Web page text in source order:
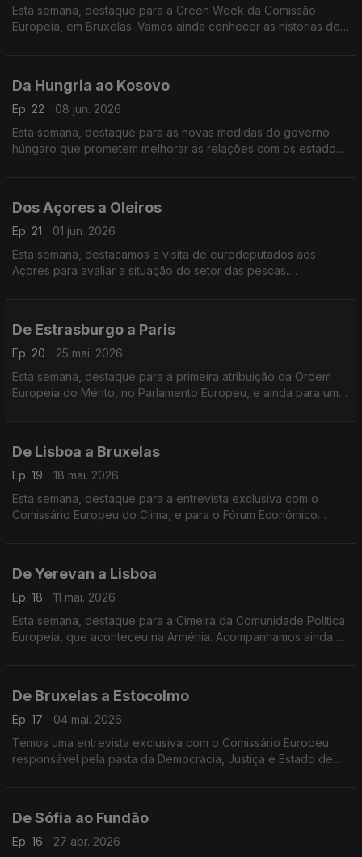
Esta semana, destaque para a Green Week da Comissão
Europeia, em Bruxelas. Vamos ainda conhecer as histórias de 3
Da Hungria ao Kosovo
Ep. 22
08 jun. 2026
Esta semana, destaque para as novas medidas do governo
húngaro que prometem melhorar as relações com os estados
Dos Açores a Oleiros
Ep. 21
01 jun. 2026
Esta semana, destacamos a visita de eurodeputados aos
Açores para avaliar a situação do setor das pescas.
De Estrasburgo a Paris
Ep. 20
25 mai. 2026
Esta semana, destaque para a primeira atribuição da Ordem
Europeia do Mérito, no Parlamento Europeu, e ainda para uma
De Lisboa a Bruxelas
Ep. 19
18 mai. 2026
Esta semana, destaque para a entrevista exclusiva com o
Comissário Europeu do Clima, e para o Fórum Económico
De Yerevan a Lisboa
Ep. 18
11 mai. 2026
Esta semana, destaque para a Cimeira da Comunidade Política
Europeia, que aconteceu na Arménia. Acompanhamos ainda as
De Bruxelas a Estocolmo
Ep. 17
04 mai. 2026
Temos uma entrevista exclusiva com o Comissário Europeu
responsável pela pasta da Democracia, Justiça e Estado de
De Sófia ao Fundão
Ep. 16
27 abr. 2026